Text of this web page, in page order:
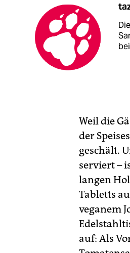
bei
Weil die
der
geschält.
serviert –
langen
Tabletts
veganem
auf: Als